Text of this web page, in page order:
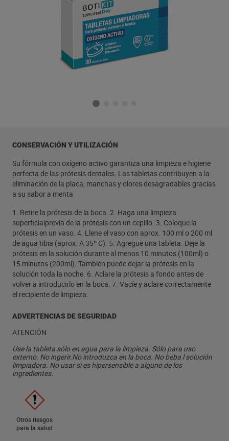
CONSERVACIÓN Y UTILIZACIÓN
Su fórmula con oxígeno activo garantiza una limpieza e higiene
perfecta de las prótesis dentales. Las tabletas contribuyen a la
eliminación de la placa, manchas y olores desagradables gracias
a su sabor a menta
1. Retire la prótesis de la boca. 2. Haga una limpieza
superficialprevia de la prótesis con un cepillo. 3. Coloque la
prótesis en un vaso. 4. Llene el vaso con aprox. 100 ml o 200 ml
de agua tibia (aprox. A 35º C). 5. Agregue una tableta. Deje la
prótesis en la solución durante al menos 10 minutos (100ml) o
15 minutos (200ml). También puede dejar la prótesis en la
solución toda la noche. 6. Aclare la prótesis a fondo antes de
volver a introducirlo en la boca. 7. Vacíe y aclare correctamente
el recipiente de limpieza.
ADVERTENCIAS DE SEGURIDAD
ATENCIÓN
Use la tableta sólo en agua para la limpieza. Sólo para uso
externo. No ingerir.No introduzca en la boca. No beba l solución
limpiadora. No usar si es hipersensible a alguno de los
ingredientes.
Otros riesgos
para la salud